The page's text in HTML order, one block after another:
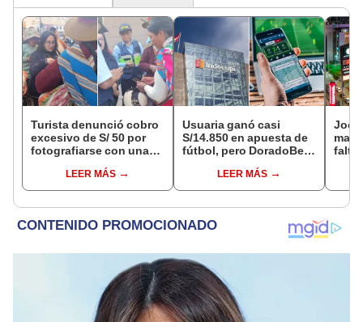
Turista denunció cobro
excesivo de S/ 50 por
fotografiarse con una
Serenazgo recuperó el
dinero
LEER MÁS
Usuaria ganó casi
S/14.850 en apuesta de
fútbol, pero DoradoBet
Indecopi multó a la
empresa con más de S/
LEER MÁS
falta